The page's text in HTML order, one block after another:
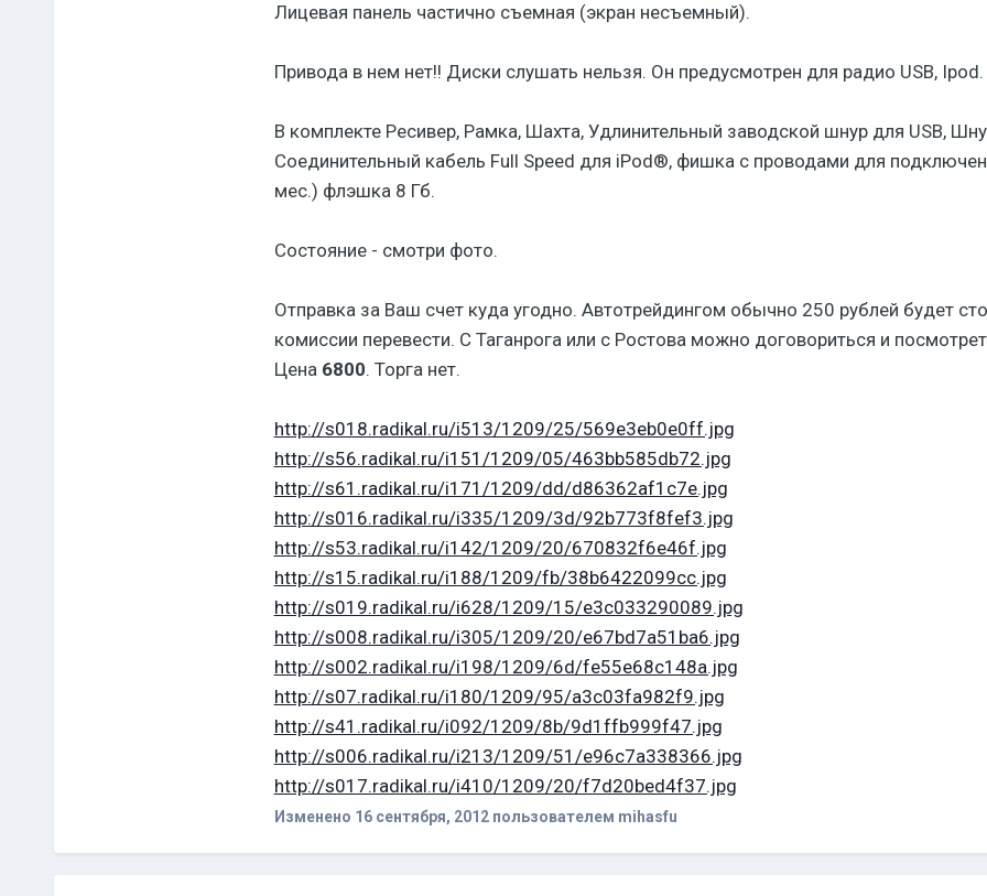
Лицевая панель частично съемная (экран несъемный).
Привода в нем нет!! Диски слушать нельзя. Он предусмотрен для радио USB, Ipod.
В комплекте Ресивер, Рамка, Шахта, Удлинительный заводской шнур для USB,
Соединительный кабель Full Speed для iPod®, фишка с проводами для
мес.) флэшка 8 Гб.
Состояние - смотри фото.
Отправка за Ваш счет куда угодно. Автотрейдингом обычно 250 рублей будет
комиссии перевести. С Таганрога или с Ростова можно договориться и
Цена 6800. Торга нет.
http://s018.radikal.ru/i513/1209/25/569e3eb0e0ff.jpg
http://s56.radikal.ru/i151/1209/05/463bb585db72.jpg
http://s61.radikal.ru/i171/1209/dd/d86362af1c7e.jpg
http://s016.radikal.ru/i335/1209/3d/92b773f8fef3.jpg
http://s53.radikal.ru/i142/1209/20/670832f6e46f.jpg
http://s15.radikal.ru/i188/1209/fb/38b6422099cc.jpg
http://s019.radikal.ru/i628/1209/15/e3c033290089.jpg
http://s008.radikal.ru/i305/1209/20/e67bd7a51ba6.jpg
http://s002.radikal.ru/i198/1209/6d/fe55e68c148a.jpg
http://s07.radikal.ru/i180/1209/95/a3c03fa982f9.jpg
http://s41.radikal.ru/i092/1209/8b/9d1ffb999f47.jpg
http://s006.radikal.ru/i213/1209/51/e96c7a338366.jpg
http://s017.radikal.ru/i410/1209/20/f7d20bed4f37.jpg
Изменено 16 сентября, 2012пользователем mihasfu